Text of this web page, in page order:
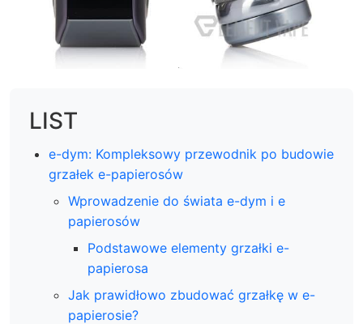
LIST
e-dym: Kompleksowy przewodnik po budowie
grzałek e-papierosów
Wprowadzenie do świata e-dym i e
papierosów
Podstawowe elementy grzałki e-
papierosa
Jak prawidłowo zbudować grzałkę w e-
papierosie?